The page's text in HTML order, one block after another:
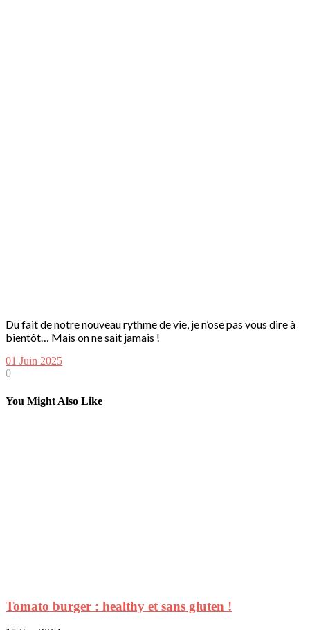
Du fait de notre nouveau rythme de vie, je n’ose pas vous dire à
bientôt… Mais on ne sait jamais !
01 Juin 2025
0
You Might Also Like
Tomato burger : healthy et sans gluten !